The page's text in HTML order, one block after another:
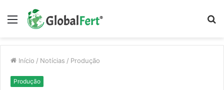
Menu
Início / Notícias / Produção
Produção